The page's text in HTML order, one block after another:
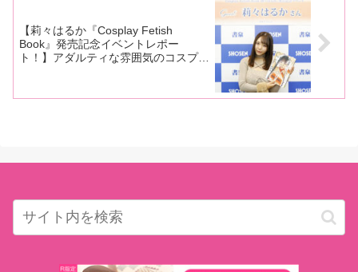
【莉々はるか『Cosplay Fetish
Book』発売記念イベントレポー
ト！】アダルティな雰囲気のコスプレ